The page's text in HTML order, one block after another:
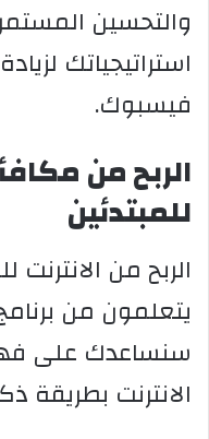
والتحسين
استراتيجياتك
فيسبوك.
الربح من
للمبتدئين
الربح من الانترنت
يتعلمون من
سنساعدك على
الانترنت بطريقة